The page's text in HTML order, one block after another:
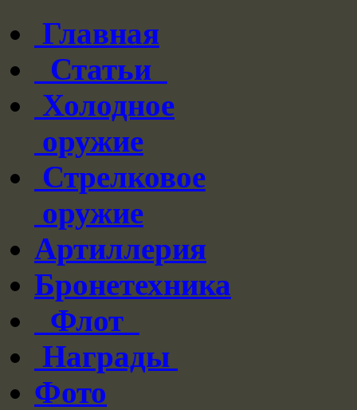
Главная
Статьи
Холодное
оружие
Стрелковое
оружие
Артиллерия
Бронетехника
Флот
Награды
Фото